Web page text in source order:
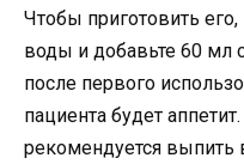
Чтобы приготовить
воды и добавьте 60
после первого
пациента будет
рекомендуется выпить